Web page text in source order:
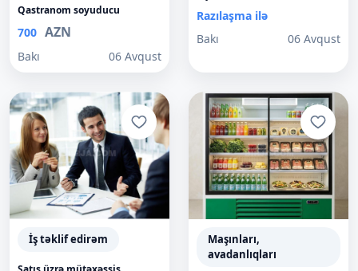
Qastranom soyuducu
700 AZN
Bakı 06 Avqust
Razılaşma ilə
Bakı
06 Avqust
İş təklif edirəm
Maşınları,
avadanlıqları